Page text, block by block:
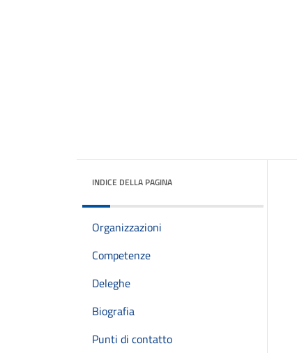
INDICE DELLA PAGINA
Organizzazioni
Competenze
Deleghe
Biografia
Punti di contatto